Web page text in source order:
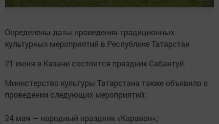
Определены даты проведения традиционных
культурных мероприятий в Республике Татарстан
21 июня в Казани состоится праздник Сабантуй.
Министерство культуры Татарстана также объявило о
проведении следующих мероприятий:
24 мая — народный праздник «Каравон»;